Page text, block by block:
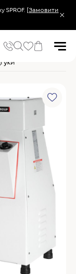
SPROF. [Замовити
машини(тістоміси)